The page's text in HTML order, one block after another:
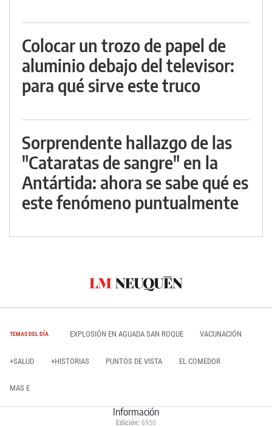
Colocar un trozo de papel de
aluminio debajo del televisor:
para qué sirve este truco
Sorprendente hallazgo de las
"Cataratas de sangre" en la
Antártida: ahora se sabe qué es
este fenómeno puntualmente
TEMAS DEL DÍA EXPLOSIÓN EN AGUADA SAN ROQUE VACUNACIÓN
+SALUD +HISTORIAS PUNTOS DE VISTA EL COMEDOR
MAS E
Información
Edición: 6950